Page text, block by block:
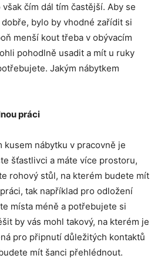
čím dál tím častější. Aby se
bylo by vhodné zařídit si
menší kout třeba v obývacím
pohodlně usadit a mít u ruky
Jakým nábytkem
práci
kusem nábytku v pracovně je
šťastlivci a máte více prostoru,
rohový stůl, na kterém budete mít
tak například pro odložení
místa méně a potřebujete si
by vás mohl takový, na kterém je
pro připnutí důležitých kontaktů
mít šanci přehlédnout.